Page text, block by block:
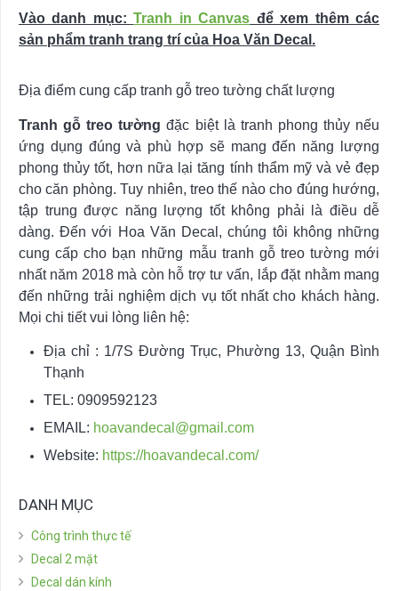
Vào danh mục:Tranh in Canvas để xem thêm các
sản phẩm tranh trang trí của Hoa Văn Decal.
Địa điểm cung cấp tranh gỗ treo tường chất lượng
Tranh gỗ treo tường đặc biệt là tranh phong thủy nếu
ứng dụng đúng và phù hợp sẽ mang đến năng lượng
phong thủy tốt, hơn nữa lại tăng tính thẩm mỹ và vẻ đẹp
cho căn phòng. Tuy nhiên, treo thế nào cho đúng hướng,
tập trung được năng lượng tốt không phải là điều dễ
dàng. Đến với Hoa Văn Decal, chúng tôi không những
cung cấp cho bạn những mẫu tranh gỗ treo tường mới
nhất năm 2018 mà còn hỗ trợ tư vấn, lắp đặt nhằm mang
đến những trải nghiệm dịch vụ tốt nhất cho khách hàng.
Mọi chi tiết vui lòng liên hệ:
Địa chỉ : 1/7S Đường Trục, Phường 13, Quận Bình
Thạnh
TEL: 0909592123
EMAIL: hoavandecal@gmail.com
Website: https://hoavandecal.com/
DANH MỤC
Công trình thực tế
Decal 2 mặt
Decal dán kính